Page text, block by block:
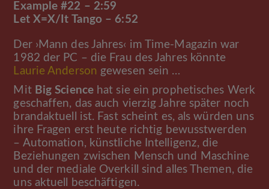
Example #22 – 2:59
Let X=X/It Tango – 6:52
Der ›Mann des Jahres‹ im Time-Magazin war
1982 der PC – die Frau des Jahres könnte
Laurie Anderson gewesen sein …
Mit Big Sciencehat sie ein prophetisches Werk
geschaffen, das auch vierzig Jahre später noch
brandaktuell ist. Fast scheint es, als würden uns
ihre Fragen erst heute richtig bewusstwerden
– Automation, künstliche Intelligenz, die
Beziehungen zwischen Mensch und Maschine
und der mediale Overkill sind alles Themen, die
uns aktuell beschäftigen.